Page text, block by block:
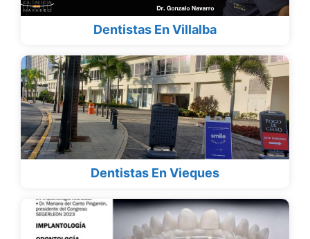
Dentistas En Villalba
Dentistas En Vieques